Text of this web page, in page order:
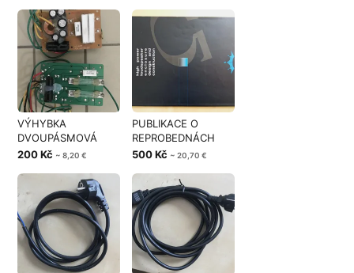
VÝHYBKA
DVOUPÁSMOVÁ
200 Kč ~ 8,20 €
PUBLIKACE O
REPROBEDNÁCH
500 Kč ~ 20,70 €